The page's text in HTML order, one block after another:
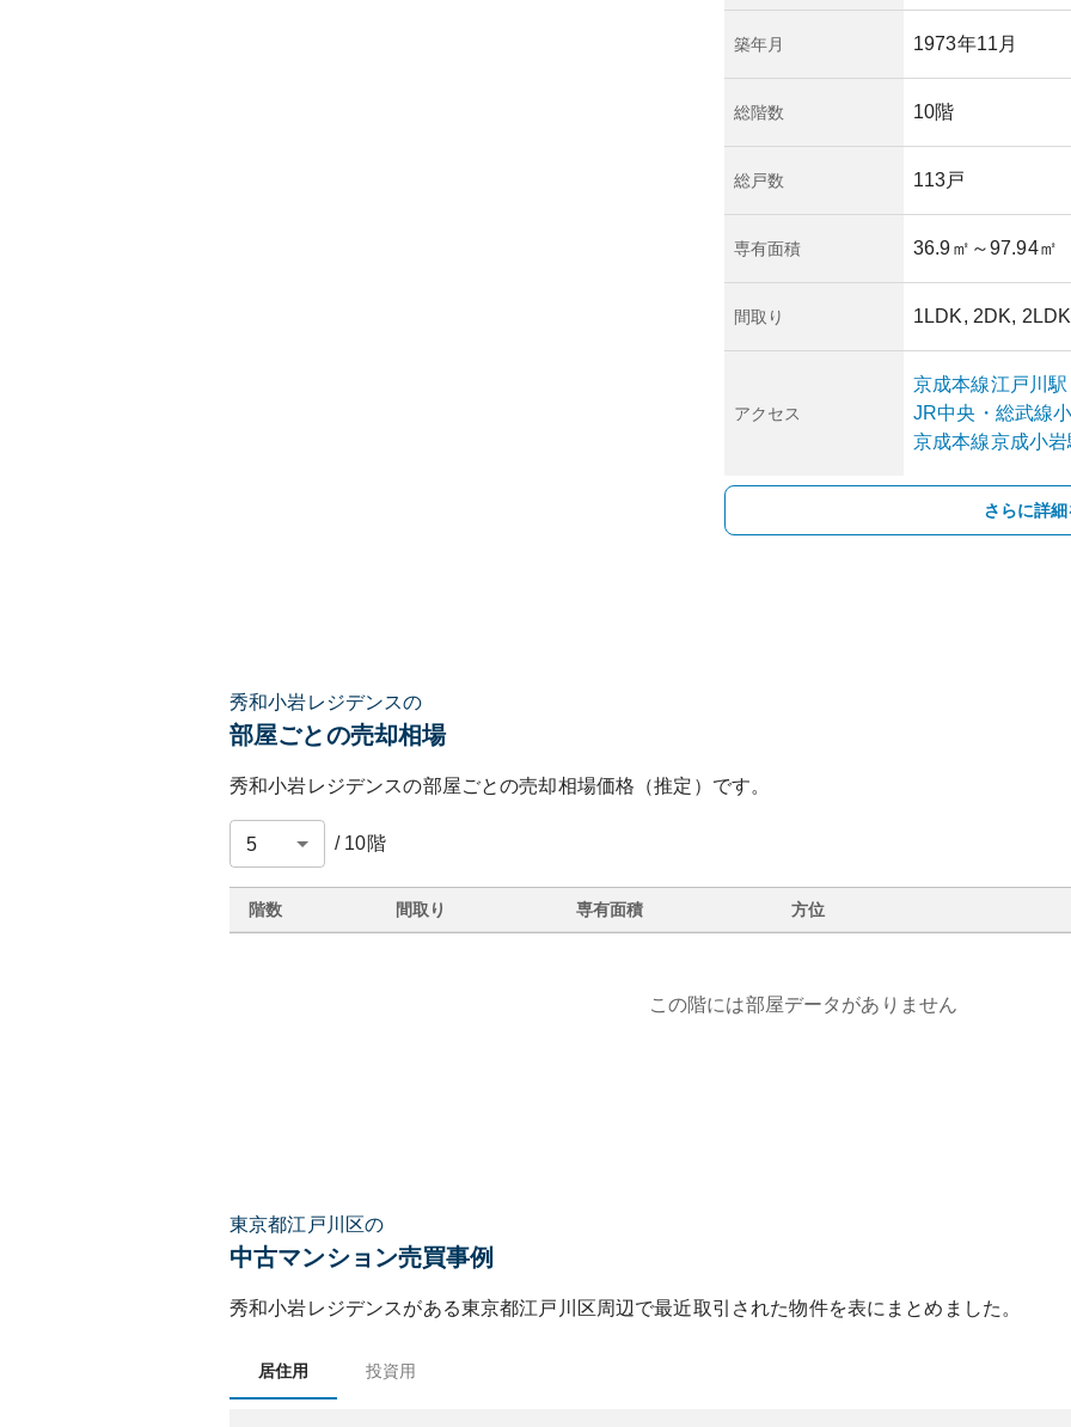
築年月 1973年11月
総階数 10階
総戸数 113戸
専有面積 36.9㎡ ～97.94㎡
間取り 1LDK, 2DK,
アクセス
京成本線江戸川駅
JR中央・総武線
京成本線京成小岩
さらに詳
秀和小岩レジデンスの
部屋ごとの売却相場
秀和小岩レジデンスの部屋ごとの売却相場価格（推定）です。
/ 10階
階数 間取り 専有面積 方位
この階には部屋データがありません
東京都江戸川区の
中古マンション売買事例
秀和小岩レジデンスがある東京都江戸川区周辺で最近取引された物件を表にまとめました。
居住用 投資用